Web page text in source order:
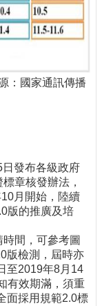
：國家通訊傳播
發布各級政府
章核發辦法，
月開始，陸續
版的推廣及培
間，可參考圖
版檢測，屆時亦
至2019年8月14
有效期滿，須重
面採用規範2.0標